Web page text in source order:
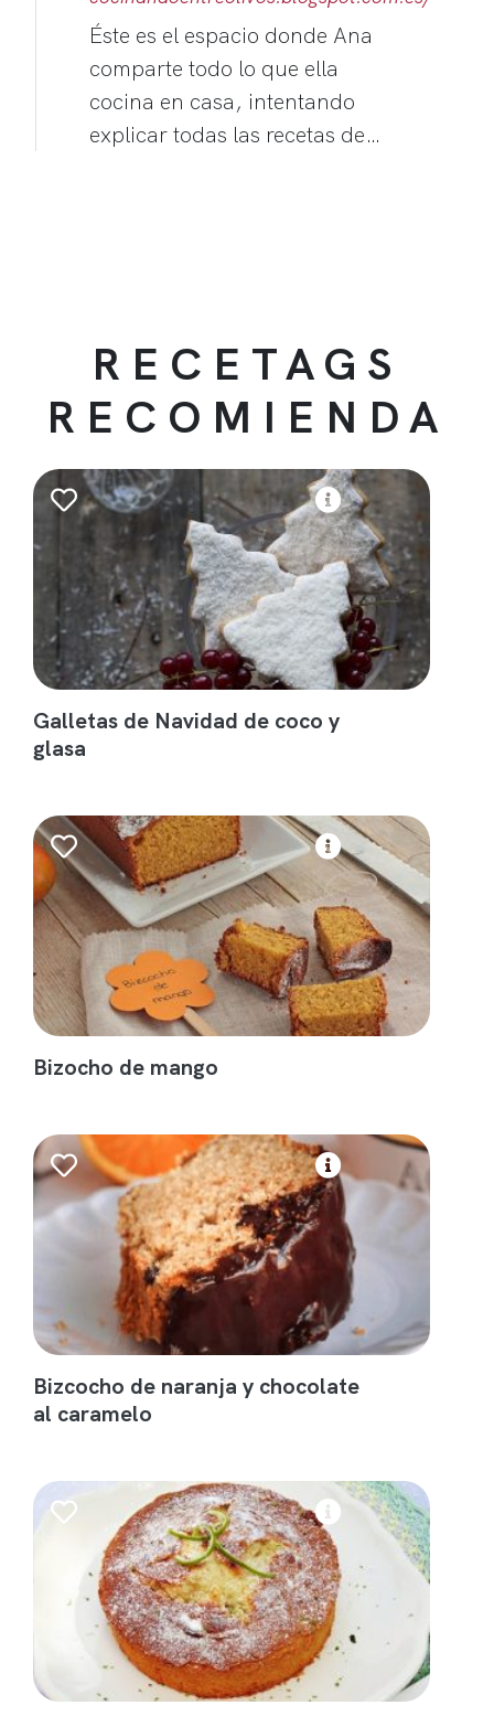
Éste es el espacio donde Ana
comparte todo lo que ella
cocina en casa, intentando
explicar todas las recetas de…
RECETAGS
RECOMIENDA
Galletas de Navidad de coco y
glasa
Bizocho de mango
Bizcocho de naranja y chocolate
al caramelo